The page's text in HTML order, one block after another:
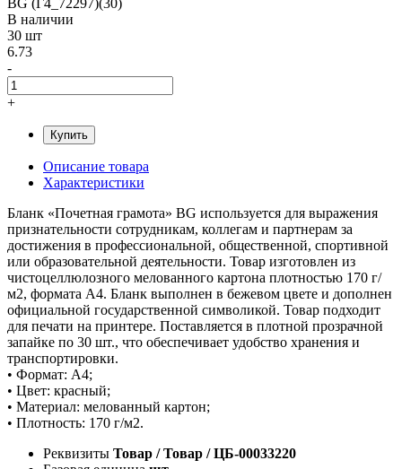
В наличии
30 шт
6.73
-
+
Купить
Описание товара
Характеристики
Бланк «Почетная грамота» BG используется для выражения
признательности сотрудникам, коллегам и партнерам за
достижения в профессиональной, общественной, спортивной
или образовательной деятельности. Товар изготовлен из
чистоцеллюлозного мелованного картона плотностью 170 г/
м2, формата А4. Бланк выполнен в бежевом цвете и дополнен
официальной государственной символикой. Товар подходит
для печати на принтере. Поставляется в плотной прозрачной
запайке по 30 шт., что обеспечивает удобство хранения и
транспортировки.
• Формат: А4;
• Цвет: красный;
• Материал: мелованный картон;
• Плотность: 170 г/м2.
Реквизиты Товар / Товар / ЦБ-00033220